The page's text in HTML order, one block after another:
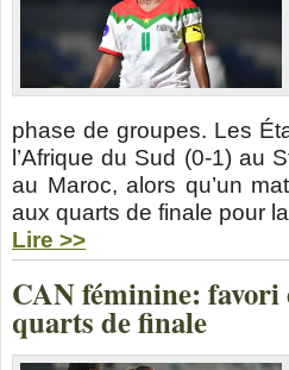
phase de groupes. Les
l’Afrique du Sud (0-1) au
au Maroc, alors qu’un
aux quarts de finale pour
Lire >>
CAN féminine:
quarts de finale